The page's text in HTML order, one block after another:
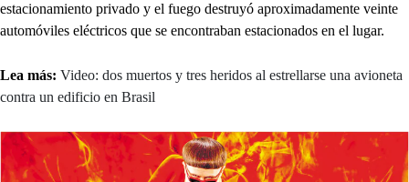
estacionamiento privado y el fuego destruyó aproximadamente veinte
automóviles eléctricos que se encontraban estacionados en el lugar.
Lea más: Video: dos muertos y tres heridos al estrellarse una avioneta
contra un edificio en Brasil